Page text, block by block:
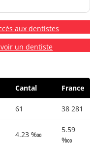
aux dentistes
un dentiste
Cantal France
61 38 281
4.23 ‱
5.59
‱